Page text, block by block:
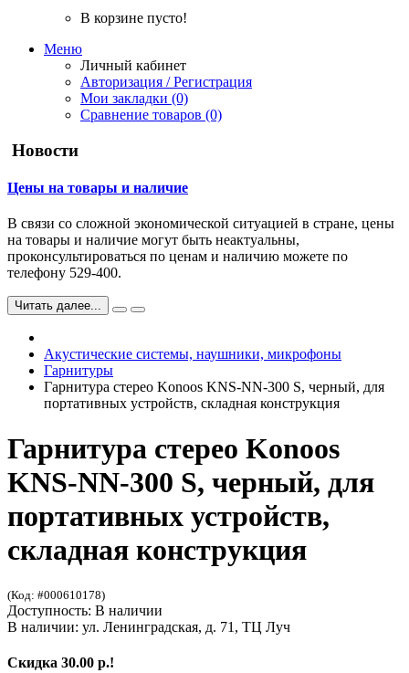
В корзине пусто!
Меню
Личный кабинет
Авторизация / Регистрация
Мои закладки (0)
Сравнение товаров (0)
Новости
Цены на товары и наличие
В связи со сложной экономической ситуацией в стране, цены
на товары и наличие могут быть неактуальны,
проконсультироваться по ценам и наличию можете по
телефону 529-400.
Читать далее...
Акустические системы, наушники, микрофоны
Гарнитуры
Гарнитура стерео Konoos KNS-NN-300 S, черный, для
портативных устройств, складная конструкция
Гарнитура стерео Konoos
KNS-NN-300 S, черный, для
портативных устройств,
складная конструкция
(Код: #000610178)
Доступность: В наличии
В наличии: ул. Ленинградская, д. 71, ТЦ Луч
Скидка 30.00 р.!